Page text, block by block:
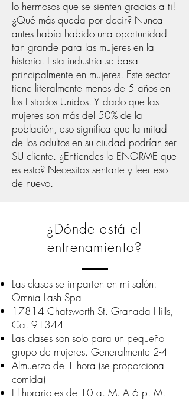
lo hermosos que se sienten gracias a ti!
¿Qué más queda por decir? Nunca
antes había habido una oportunidad
tan grande para las mujeres en la
historia. Esta industria se basa
principalmente en mujeres. Este sector
tiene literalmente menos de 5 años en
los Estados Unidos. Y dado que las
mujeres son más del 50% de la
población, eso significa que la mitad
de los adultos en su ciudad podrían ser
SU cliente. ¿Entiendes lo ENORME que
es esto? Necesitas sentarte y leer eso
de nuevo.
¿Dónde está el
entrenamiento?
Las clases se imparten en mi salón:
Omnia Lash Spa
17814 Chatsworth St. Granada Hills,
Ca. 91344
Las clases son solo para un pequeño
grupo de mujeres. Generalmente 2-4
Almuerzo de 1 hora (se proporciona
comida)
El horario es de 10 a. M. A 6 p. M.